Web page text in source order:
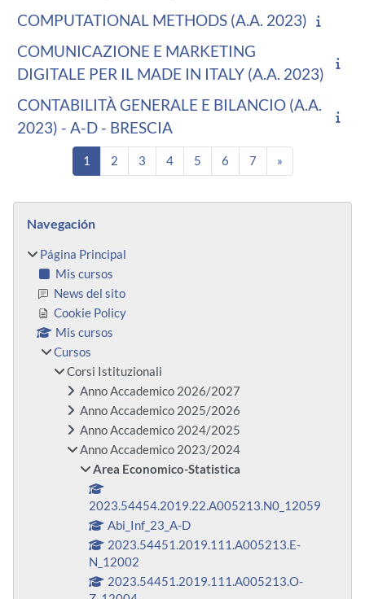
COMPUTATIONAL METHODS (A.A. 2023)
COMUNICAZIONE E MARKETING
DIGITALE PER IL MADE IN ITALY (A.A. 2023)
CONTABILITÀ GENERALE E BILANCIO (A.A.
2023) - A-D - BRESCIA
1 Página 1
2Página 2
3Página 3
4Página 4
5Página 5
6Página 6
7Página 7
»Siguiente
Bloques
Navegación
Página Principal
Mis cursos
News del sito
Cookie Policy
Mis cursos
Cursos
Corsi Istituzionali
Anno Accademico 2026/2027
Anno Accademico 2025/2026
Anno Accademico 2024/2025
Anno Accademico 2023/2024
Area Economico-Statistica
2023.54454.2019.22.A005213.N0_12059
Abi_Inf_23_A-D
2023.54451.2019.111.A005213.E-
N_12002
2023.54451.2019.111.A005213.O-